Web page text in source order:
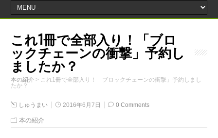
これ1冊で全部入り！「ブロ
ックチェーンの衝撃」予約し
ましたか？
本の紹介 > これ1冊で全部入り！「ブロックチェーンの衝撃」予約しまし
たか？
しゅうまい 2016年6月7日 0 Comments
本の紹介